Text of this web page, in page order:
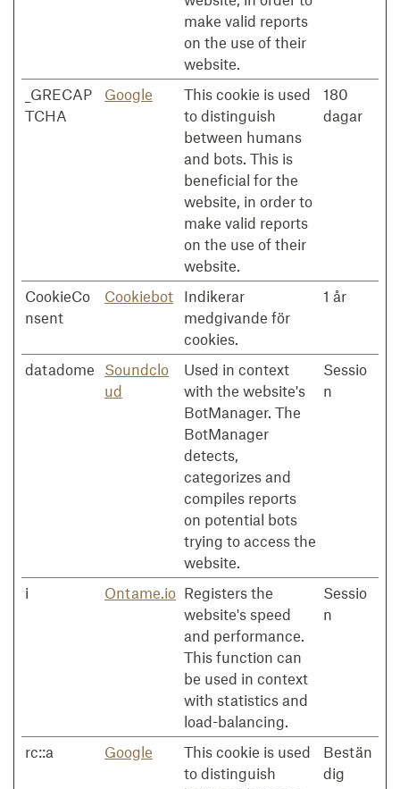
make valid reports
on the use of their
website.
_GRECAP
TCHA
Google
This cookie is used
to distinguish
between humans
and bots. This is
beneficial for the
website, in order to
make valid reports
on the use of their
website.
180
dagar
CookieCo
nsent
Cookiebot
Indikerar
medgivande för
cookies.
1 år
datadome
Soundclo
ud
Used in context
with the website's
BotManager. The
BotManager
detects,
categorizes and
compiles reports
on potential bots
trying to access the
website.
Sessio
n
i Ontame.io Registers the
website's speed
and performance.
This function can
be used in context
with statistics and
load-balancing.
Sessio
n
rc::a Google
This cookie is used
to distinguish
Bestän
dig